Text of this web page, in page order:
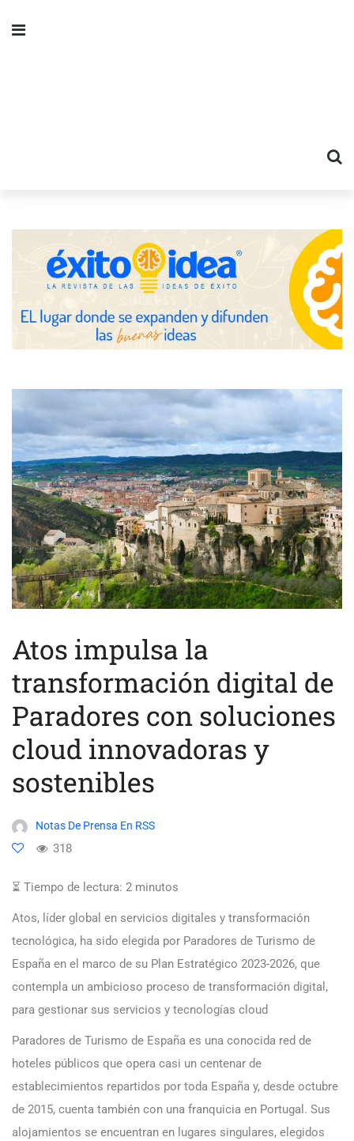
Atos impulsa la
transformación digital de
Paradores con soluciones
cloud innovadoras y
sostenibles
Notas De Prensa En RSS
318
⏳ Tiempo de lectura: 2 minutos
Atos, líder global en servicios digitales y transformación
tecnológica, ha sido elegida por Paradores de Turismo de
España en el marco de su Plan Estratégico 2023-2026, que
contempla un ambicioso proceso de transformación digital,
para gestionar sus servicios y tecnologías cloud
Paradores de Turismo de España es una conocida red de
hoteles públicos que opera casi un centenar de
establecimientos repartidos por toda España y, desde octubre
de 2015, cuenta también con una franquicia en Portugal. Sus
alojamientos se encuentran en lugares singulares, elegidos